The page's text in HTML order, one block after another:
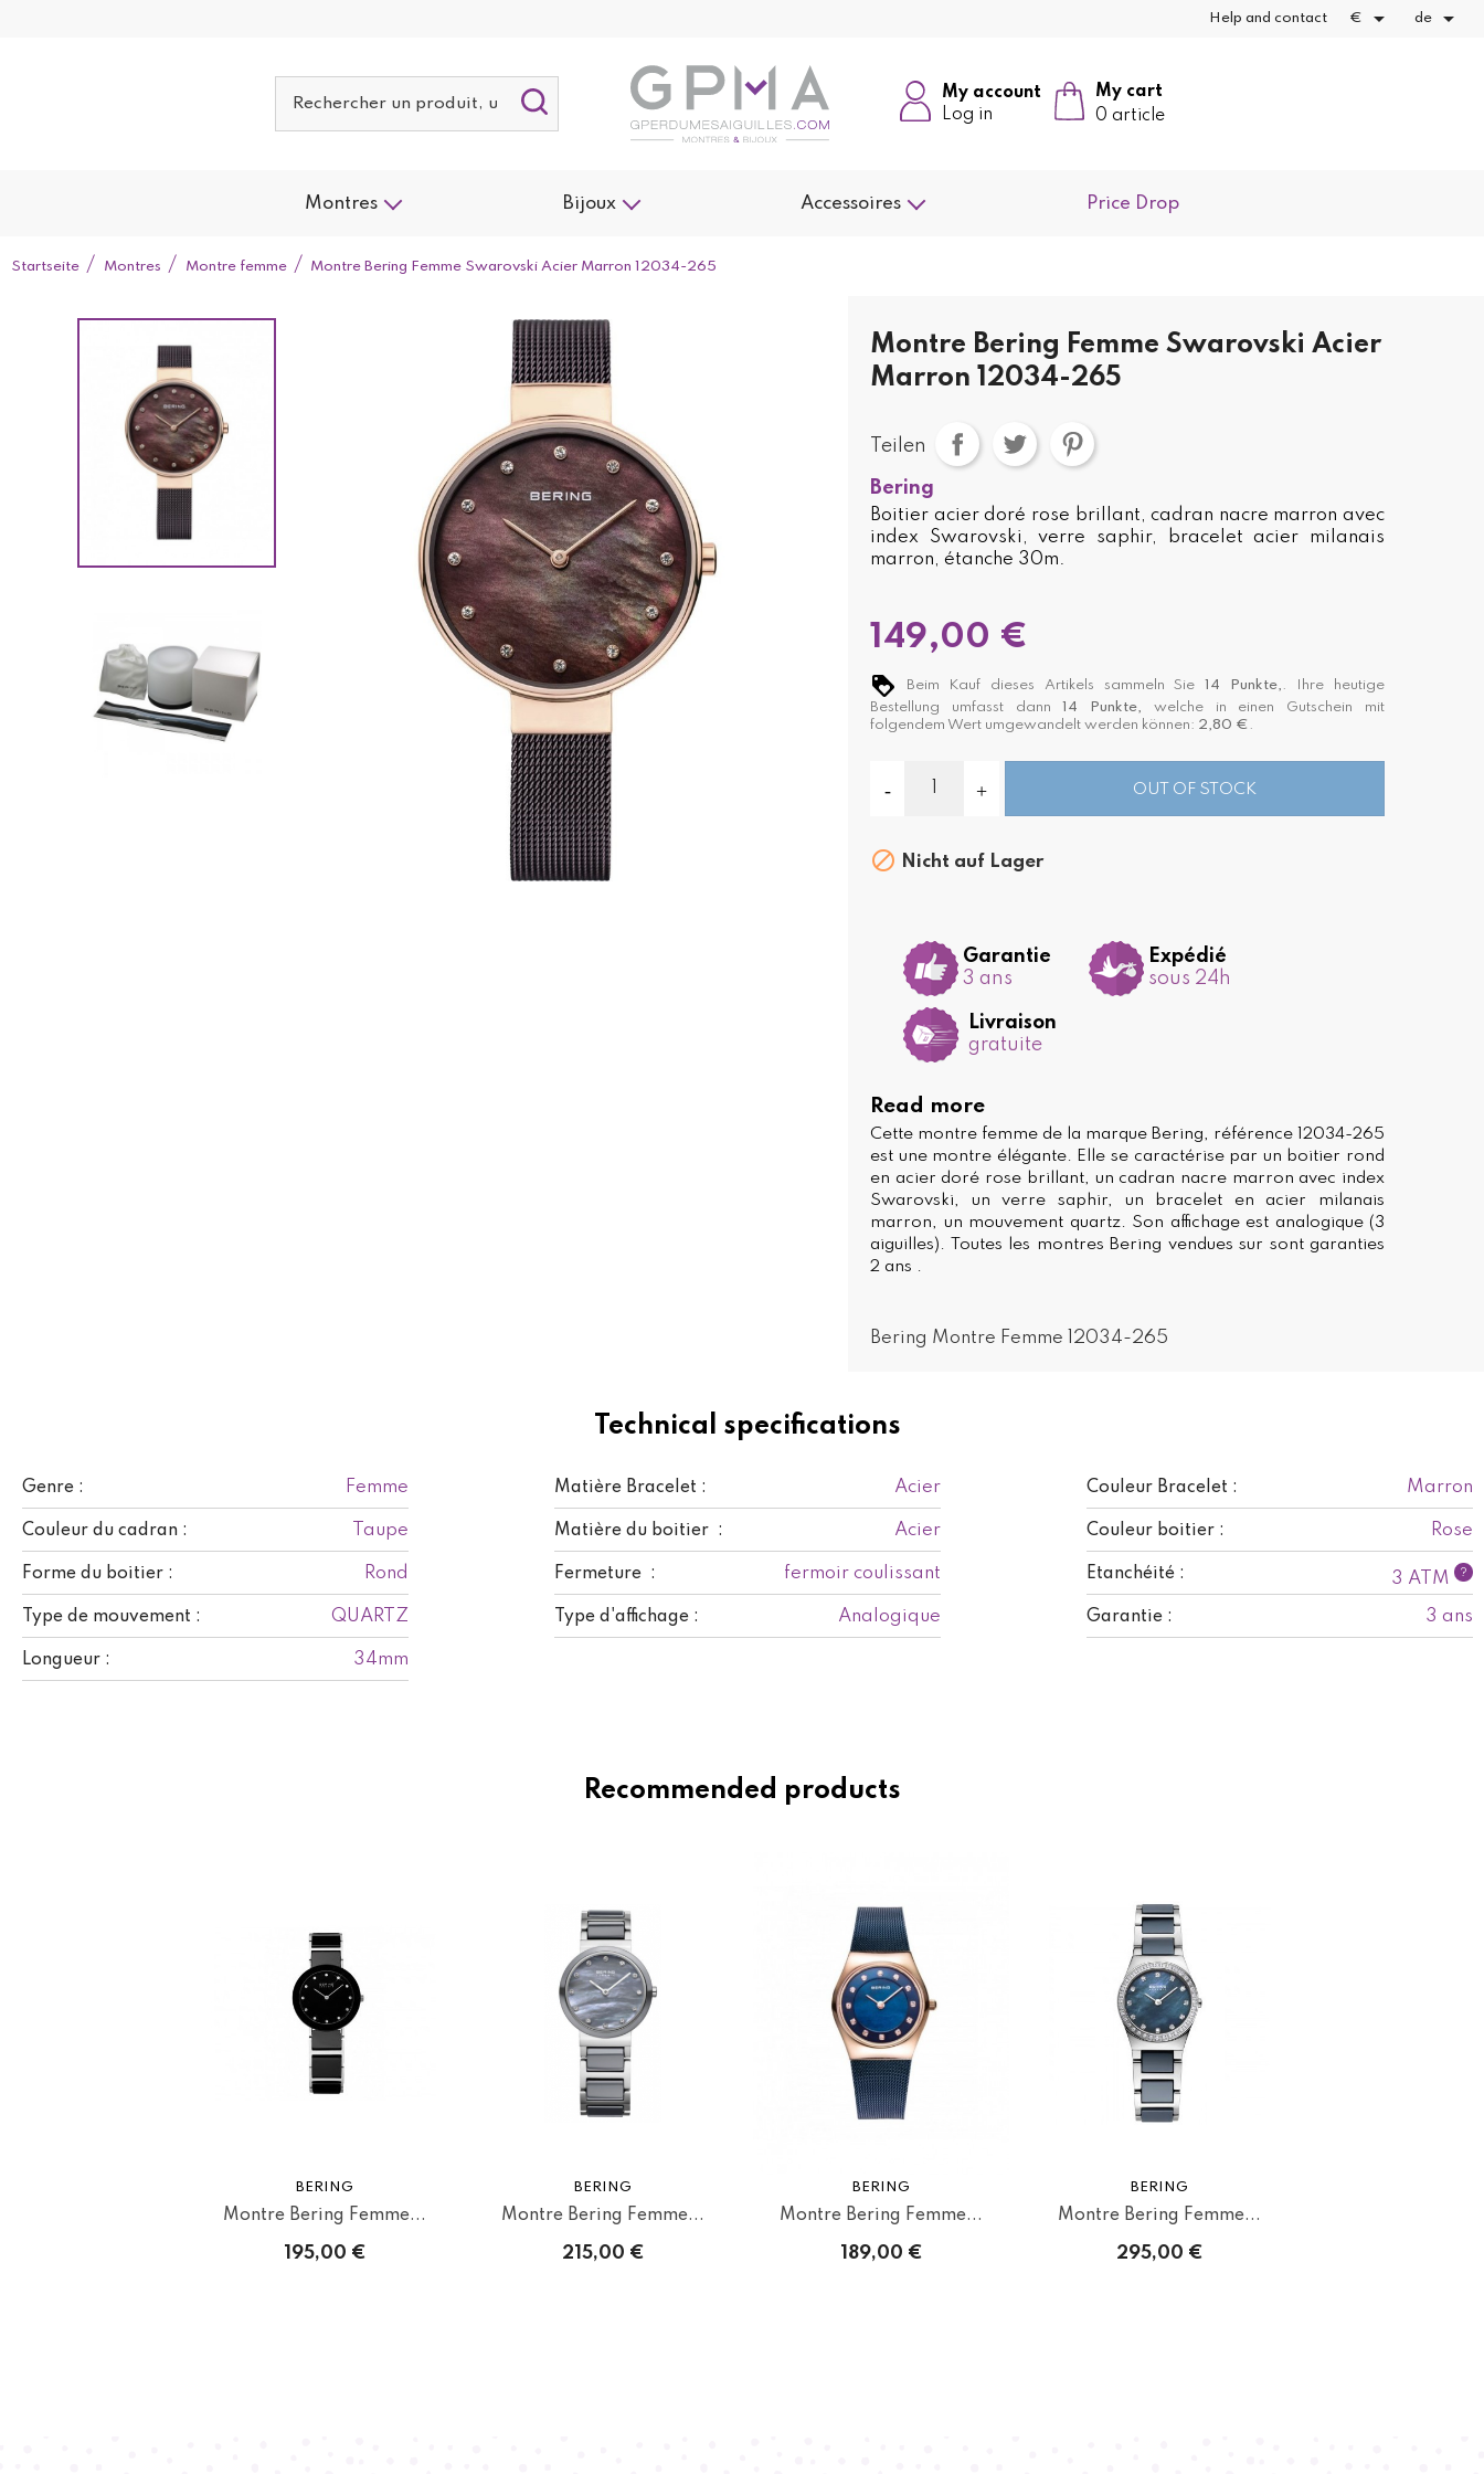
Help and contact €  de 
My cart
0 article
My account
Log in
Montres Bijoux Accessoires Price Drop
Startseite Montres Montre femme Montre Bering Femme Swarovski Acier Marron 12034-265
Technical specifications
Genre : Femme Matière Bracelet : Acier Couleur Bracelet : Marron
Couleur du cadran : Taupe Matière du boitier : Acier Couleur boitier : Rose
Forme du boitier : Rond Fermeture : fermoir coulissant Etanchéité : 3 ATM ?
Type de mouvement : QUARTZ Type d'affichage : Analogique Garantie : 3 ans
Longueur : 34mm
Montre Bering Femme Swarovski Acier
Marron 12034-265
Teilen
Bering
Boitier acier doré rose brillant, cadran nacre marron avec
index Swarovski, verre saphir, bracelet acier milanais
marron, étanche 30m.
149,00 €
Beim Kauf dieses Artikels sammeln Sie 14 Punkte, . Ihre heutige
Bestellung umfasst dann14 Punkte, welche in einen Gutschein mit
folgendem Wert umgewandelt werden können: 2,80 € .
OUT OF STOCK
 Nicht auf Lager
Garantie
3 ans
Expédié
sous 24h
Livraison
gratuite
Read more
Cette montre femme de la marque Bering, référence 12034-265
est une montre élégante. Elle se caractérise par un boitier rond
en acier doré rose brillant, un cadran nacre marron avec index
Swarovski, un verre saphir, un bracelet en acier milanais
marron, un mouvement quartz. Son affichage est analogique (3
aiguilles). Toutes les montres Bering vendues sur sont garanties
2 ans .
Bering Montre Femme 12034-265
Recommended products
BERING
Montre Bering Femme...
195,00 €
BERING
Montre Bering Femme...
215,00 €
BERING
Montre Bering Femme...
189,00 €
BERING
Montre Bering Femme...
295,00 €